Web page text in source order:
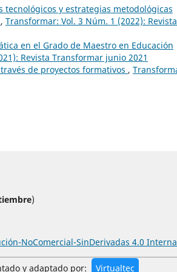
tecnológicos y estrategias metodológicas
, Transformar: Vol. 3 Núm. 1 (2022): Revista
en el Grado de Maestro en Educación
Revista Transformar junio 2021
de proyectos formativos ,
)
NoComercial-SinDerivadas 4.0
y adaptado por: Virtualtec